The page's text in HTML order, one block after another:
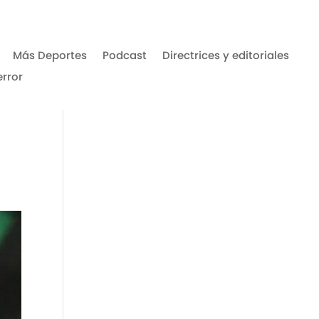
Más Deportes Podcast
Directrices y editoriales